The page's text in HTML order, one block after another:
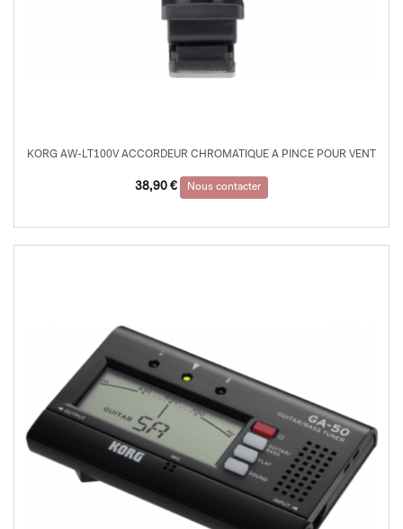
KORG AW-LT100V ACCORDEUR CHROMATIQUE A PINCE POUR VENT
38,90 € Nous contacter